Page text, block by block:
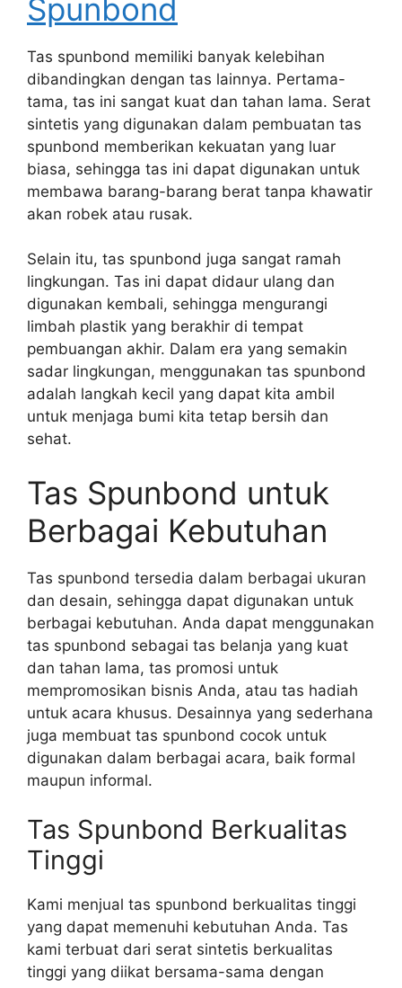
Spunbond
Tas spunbond memiliki banyak kelebihan
dibandingkan dengan tas lainnya. Pertama-
tama, tas ini sangat kuat dan tahan lama. Serat
sintetis yang digunakan dalam pembuatan tas
spunbond memberikan kekuatan yang luar
biasa, sehingga tas ini dapat digunakan untuk
membawa barang-barang berat tanpa khawatir
akan robek atau rusak.
Selain itu, tas spunbond juga sangat ramah
lingkungan. Tas ini dapat didaur ulang dan
digunakan kembali, sehingga mengurangi
limbah plastik yang berakhir di tempat
pembuangan akhir. Dalam era yang semakin
sadar lingkungan, menggunakan tas spunbond
adalah langkah kecil yang dapat kita ambil
untuk menjaga bumi kita tetap bersih dan
sehat.
Tas Spunbond untuk
Berbagai Kebutuhan
Tas spunbond tersedia dalam berbagai ukuran
dan desain, sehingga dapat digunakan untuk
berbagai kebutuhan. Anda dapat menggunakan
tas spunbond sebagai tas belanja yang kuat
dan tahan lama, tas promosi untuk
mempromosikan bisnis Anda, atau tas hadiah
untuk acara khusus. Desainnya yang sederhana
juga membuat tas spunbond cocok untuk
digunakan dalam berbagai acara, baik formal
maupun informal.
Tas Spunbond Berkualitas
Tinggi
Kami menjual tas spunbond berkualitas tinggi
yang dapat memenuhi kebutuhan Anda. Tas
kami terbuat dari serat sintetis berkualitas
tinggi yang diikat bersama-sama dengan